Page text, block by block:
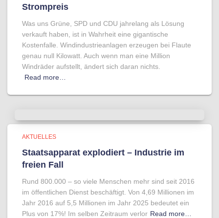
Strompreis
Was uns Grüne, SPD und CDU jahrelang als Lösung
verkauft haben, ist in Wahrheit eine gigantische
Kostenfalle. Windindustrieanlagen erzeugen bei Flaute
genau null Kilowatt. Auch wenn man eine Million
Windräder aufstellt, ändert sich daran nichts.
Read more…
AKTUELLES
Staatsapparat explodiert – Industrie im
freien Fall
Rund 800.000 – so viele Menschen mehr sind seit 2016
im öffentlichen Dienst beschäftigt. Von 4,69 Millionen im
Jahr 2016 auf 5,5 Millionen im Jahr 2025 bedeutet ein
Plus von 17%! Im selben Zeitraum verlor Read more…